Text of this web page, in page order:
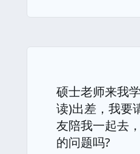
硕士老师来我
读)出差，我要
友陪我一起去
的问题吗?